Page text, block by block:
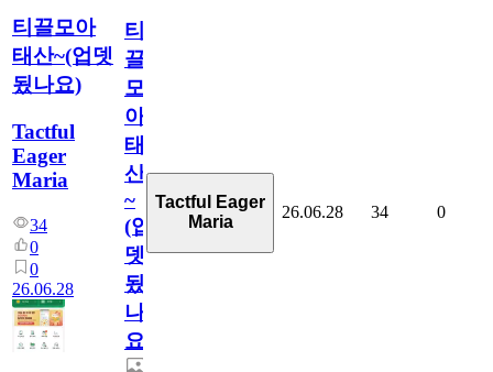
티끌모아
태산~(업뎃
됬나요)
Tactful
Eager
Maria
34
0
0
26.06.28
티
끌
모
아
태
산
~
(업
뎃
됬
나
요)
Tactful Eager
Maria
26.06.28 34 0